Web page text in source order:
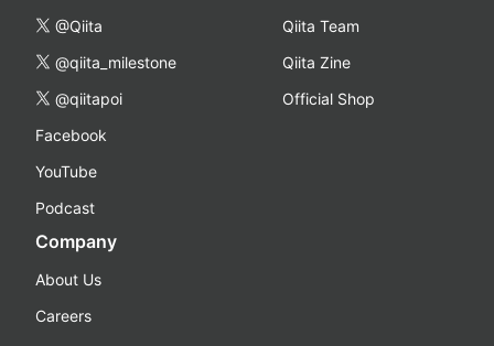
@Qiita
@qiita_milestone
@qiitapoi
Facebook
YouTube
Podcast
Qiita Team
Qiita Zine
Official Shop
Company
About Us
Careers